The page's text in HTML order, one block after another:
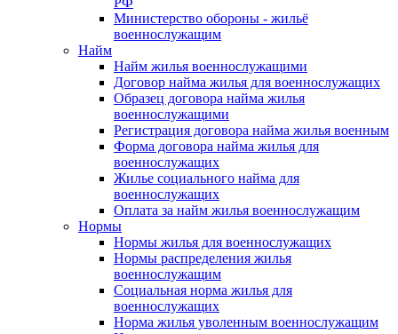
Министерство обороны - жильё
военнослужащим
Найм
Найм жилья военнослужащими
Договор найма жилья для военнослужащих
Образец договора найма жилья
военнослужащими
Регистрация договора найма жилья военным
Форма договора найма жилья для
военнослужащих
Жилье социального найма для
военнослужащих
Оплата за найм жилья военнослужащим
Нормы
Нормы жилья для военнослужащих
Нормы распределения жилья
военнослужащим
Социальная норма жилья для
военнослужащих
Норма жилья уволенным военнослужащим